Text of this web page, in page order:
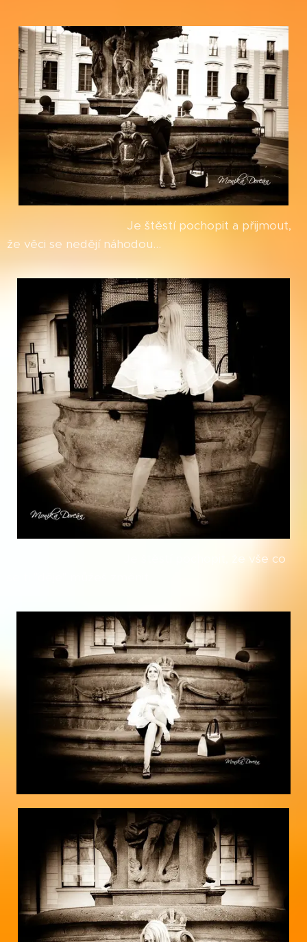
Je štěstí pochopit a přijmout,
že věci se nedějí náhodou...
Je štěstí pochopit, že vše co